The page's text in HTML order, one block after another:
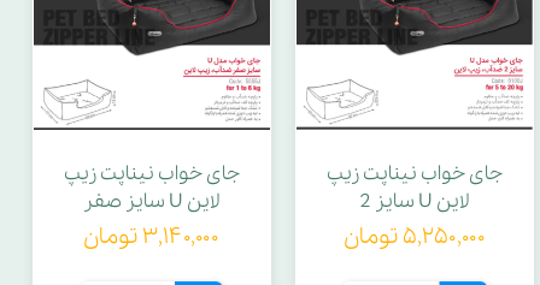
جای خواب نیناپت زیپ
لاین U سایز 2
۵,۲۵۰,۰۰۰ تومان
جای خواب نیناپت زیپ
لاین U سایز صفر
۳,۱۴۰,۰۰۰ تومان